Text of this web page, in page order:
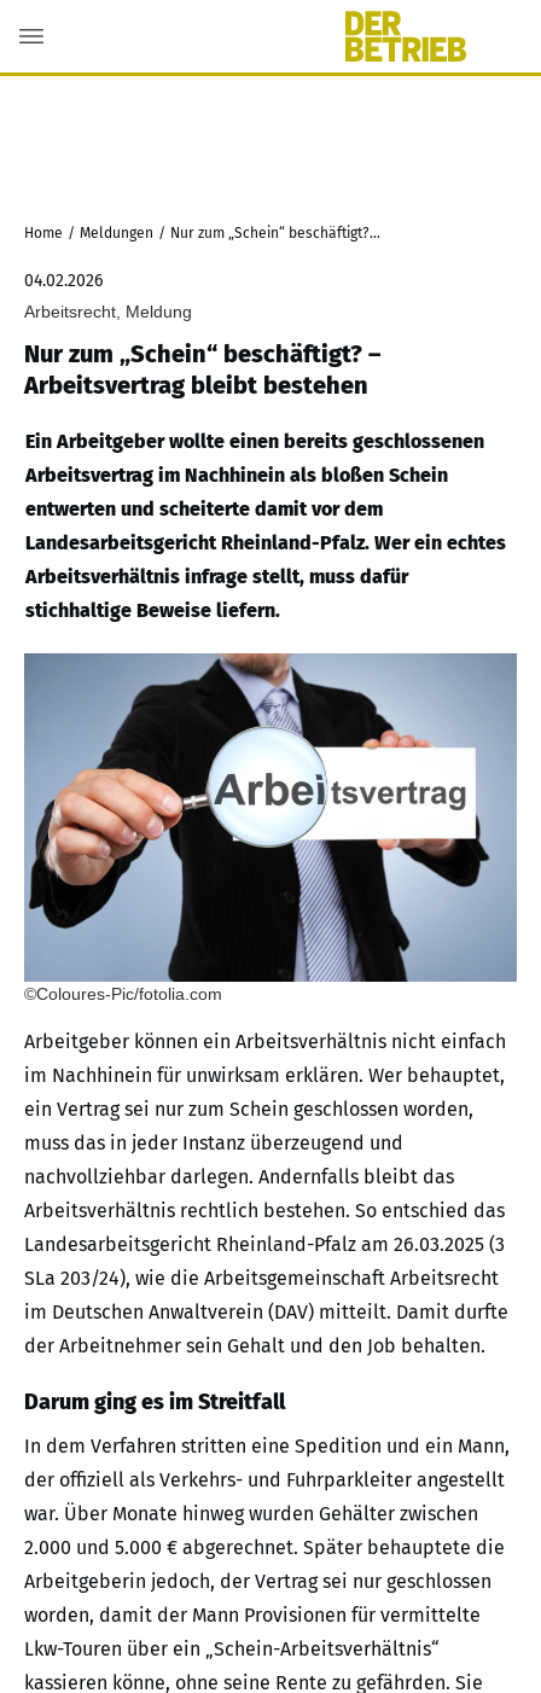
Home / Meldungen / Nur zum „Schein“ beschäftigt? – Arbeitsvertrag bleibt bestehen
04.02.2026
Arbeitsrecht, Meldung
Nur zum „Schein“ beschäftigt? –
Arbeitsvertrag bleibt bestehen
Ein Arbeitgeber wollte einen bereits geschlossenen
Arbeitsvertrag im Nachhinein als bloßen Schein
entwerten und scheiterte damit vor dem
Landesarbeitsgericht Rheinland-Pfalz. Wer ein echtes
Arbeitsverhältnis infrage stellt, muss dafür
stichhaltige Beweise liefern.
©Coloures-Pic/fotolia.com
Arbeitgeber können ein Arbeitsverhältnis nicht einfach
im Nachhinein für unwirksam erklären. Wer behauptet,
ein Vertrag sei nur zum Schein geschlossen worden,
muss das in jeder Instanz überzeugend und
nachvollziehbar darlegen. Andernfalls bleibt das
Arbeitsverhältnis rechtlich bestehen. So entschied das
Landesarbeitsgericht Rheinland-Pfalz am 26.03.2025 (3
SLa 203/24), wie die Arbeitsgemeinschaft Arbeitsrecht
im Deutschen Anwaltverein (DAV) mitteilt. Damit durfte
der Arbeitnehmer sein Gehalt und den Job behalten.
Darum ging es im Streitfall
In dem Verfahren stritten eine Spedition und ein Mann,
der offiziell als Verkehrs- und Fuhrparkleiter angestellt
war. Über Monate hinweg wurden Gehälter zwischen
2.000 und 5.000 € abgerechnet. Später behauptete die
Arbeitgeberin jedoch, der Vertrag sei nur geschlossen
worden, damit der Mann Provisionen für vermittelte
Lkw-Touren über ein „Schein-Arbeitsverhältnis“
kassieren könne, ohne seine Rente zu gefährden. Sie